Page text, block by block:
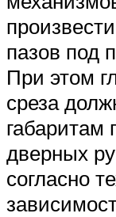
пазов под
При этом
среза
габаритам
дверных
согласно